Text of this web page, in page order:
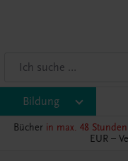
Bildung
Bücher in max. 48
EUR –